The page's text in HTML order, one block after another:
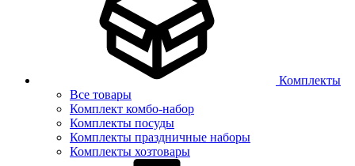
Комплекты
Все товары
Комплект комбо-набор
Комплекты посуды
Комплекты праздничные наборы
Комплекты хозтовары